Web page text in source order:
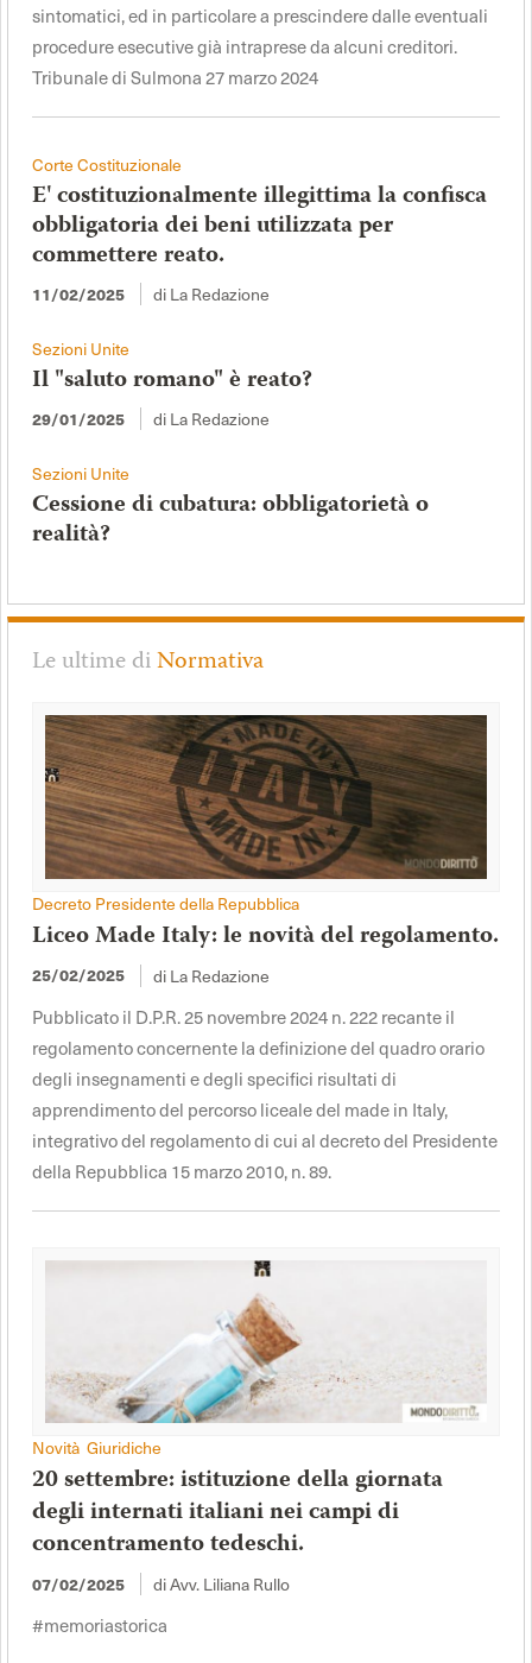
sintomatici, ed in particolare a prescindere dalle eventuali
procedure esecutive già intraprese da alcuni creditori.
Tribunale di Sulmona 27 marzo 2024
Corte Costituzionale
E' costituzionalmente illegittima la confisca
obbligatoria dei beni utilizzata per
commettere reato.
11/02/2025 di La Redazione
Sezioni Unite
Il "saluto romano" è reato?
29/01/2025 di La Redazione
Sezioni Unite
Cessione di cubatura: obbligatorietà o
realità?
Le ultime diNormativa
Decreto Presidente della Repubblica
Liceo Made Italy: le novità del regolamento.
25/02/2025 di La Redazione
Pubblicato il D.P.R. 25 novembre 2024 n. 222 recante il
regolamento concernente la definizione del quadro orario
degli insegnamenti e degli specifici risultati di
apprendimento del percorso liceale del made in Italy,
integrativo del regolamento di cui al decreto del Presidente
della Repubblica 15 marzo 2010, n. 89.
Novità Giuridiche
20 settembre: istituzione della giornata
degli internati italiani nei campi di
concentramento tedeschi.
07/02/2025 di Avv. Liliana Rullo
#memoriastorica